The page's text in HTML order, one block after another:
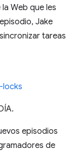
Web que les
Jake
tareas
locks
episodios
de